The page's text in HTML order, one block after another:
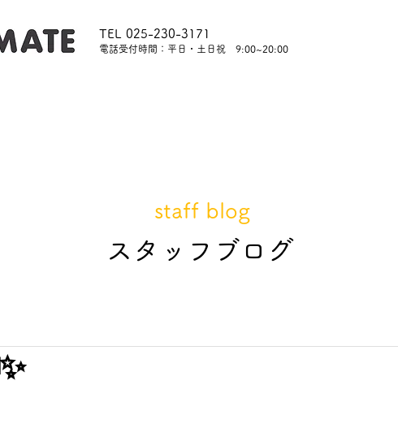
TEL 025-230-3171
​電話受付時間：平日・土日祝 9:00~20:00
​スタッフブログ
staff blog